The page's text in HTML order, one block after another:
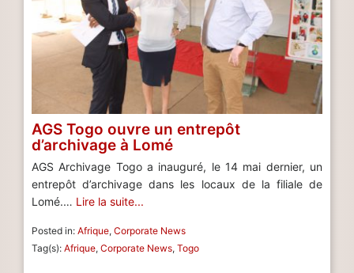
AGS Togo ouvre un entrepôt
d’archivage à Lomé
AGS Archivage Togo a inauguré, le 14 mai dernier, un
entrepôt d’archivage dans les locaux de la filiale de
Lomé.… Lire la suite...
Posted in: Afrique, Corporate News
Tag(s): Afrique, Corporate News, Togo